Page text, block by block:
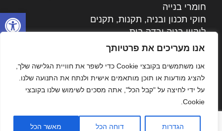
פתח
אנו מעריכים את פרטיותך
אנו משתמשים בקובצי Cookie כדי לשפר את חוויית הגלישה שלך,
להציג מודעות או תוכן מותאמים אישית ולנתח את התנועה שלנו.
על ידי לחיצה על "קבל הכל", אתה מסכים לשימוש שלנו בקובצי
Cookie.
הגדרות דוחה הכל מאשר הכל
חומרי בנייה
חוקי תכנון ובניה, תקנות, תקנים
ליקויי בניה ובדק בית
נדל"ן: זכויות, אגרות ועסקאות
עקרונות ניהול אחזקה מתקדמות
צילום אדריכלי
שיווק נדלן
שיטות בניה: מפרטים והמלצות
תוכן שיווקי